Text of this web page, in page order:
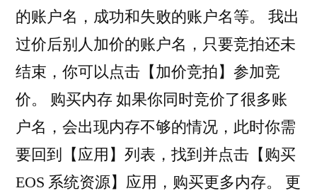
的账户名，成功和失败的账户名等。 我出
过价后别人加价的账户名，只要竞拍还未
结束，你可以点击【加价竞拍】参加竞
价。 购买内存 如果你同时竞价了很多账
户名，会出现内存不够的情况，此时你需
要回到【应用】列表，找到并点击【购买
EOS 系统资源】应用，购买更多内存。 更